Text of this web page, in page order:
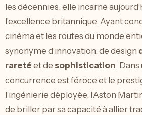
les décennies, elle incarne
l’excellence britannique. Ayant
cinéma et les routes du monde
synonyme d’innovation, de design
rareté et de sophistication.
concurrence est féroce et le
l’ingénierie déployée, l’Aston
de briller par sa capacité à allier